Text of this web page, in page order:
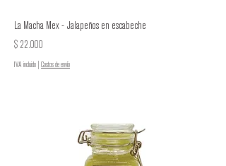
La Macha Mex - Jalapeños en escabeche
Precio
$ 22.000
IVA incluido | Costos de envío